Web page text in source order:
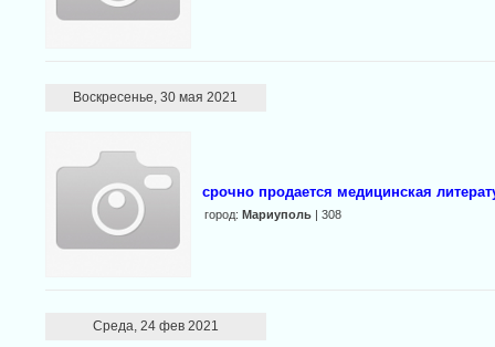
Воскресенье, 30 мая 2021
срочно продается медицинская
город: Мариуполь| 308
Среда, 24 фев 2021